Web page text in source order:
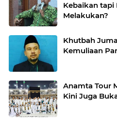
Kebaikan tapi
Melakukan?
Khutbah
Kemuliaan
Anamta Tour
Kini Juga